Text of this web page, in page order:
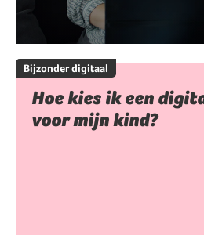
Bijzonder digitaal
Hoe kies ik een
voor mijn kind?